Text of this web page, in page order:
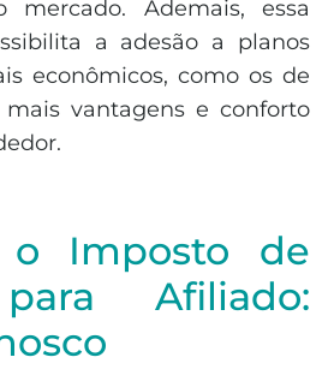
mercado. Ademais, essa
a adesão a planos
econômicos, como os de
mais vantagens e conforto
o Imposto de
Afiliado: